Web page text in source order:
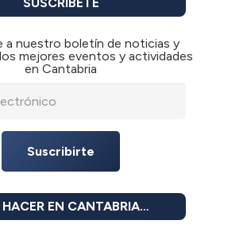
SUSCRÍBETE
a nuestro boletín de noticias y
mejores eventos y actividades
en Cantabria
Suscribirte
HACER EN CANTABRIA…